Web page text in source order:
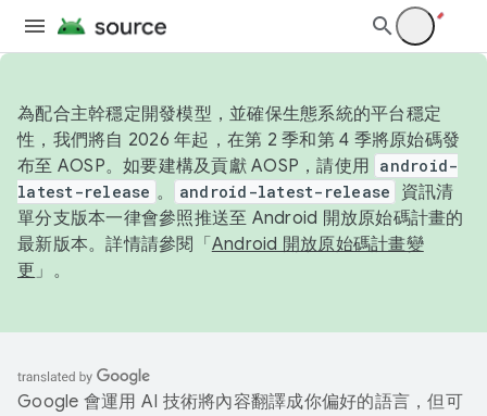
為配合主幹穩定開發模型，並確保生態系統的平台穩定
性，我們將自 2026 年起，在第 2 季和第 4 季將原始碼發
布至 AOSP。如要建構及貢獻 AOSP，請使用 android-
latest-release 。 android-latest-release
資訊清
單分支版本一律會參照推送至 Android 開放原始碼計畫的
最新版本。詳情請參閱「 Android 開放原始碼計畫變
更 」。
Google 會運用 AI 技術將內容翻譯成你偏好的語言，但可